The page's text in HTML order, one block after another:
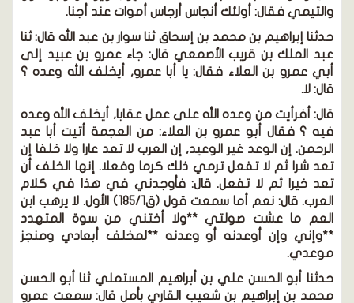
والتيمي فقال: أولئك أنجاس أرجاس أموات عند أجنا.
حدثنا إبراهيم بن محمد بن إسحاق ثنا سوار بن عبد الله قال: ثنا
عبد الملك بن قريب الأصمعي قال: جاء عمرو بن عبيد إلى
أبي عمرو بن العلاء فقال: يا أبا عمرو, أيخلف الله وعده ؟
قال: لا.
قال: أفرأيت من وعده الله على عمل عقابا, أيخلف الله وعده
فيه ؟ فقال أبو عمرو بن العلاء: من العجمة أتيت أبا عبد
الرحمن. إن الوعد غير الوعيد, إن العرب لا تعد عارا ولا خلفا إن
تعد شرا ثم لا تفعل ترمي ذلك كرما وفعلا. إنها الخلف أن
تعد خيرا ثم لا تفعل. قال: فأوجدني في هذا في كلام
العرب. قال: نعم أما سمعت قول (ق185/1)
الأول. لا يرهب ابن
العم ما عشت صولتي **ولا أختني من سوة المتهدد
**وإني وإن أوعدنه أو وعدنه **لمخلف أبعادي ومنجز
موعدي.
حدثنا أبو الحسن علي بن أبراهيم المستملي ثنا أبو الحسن
محمد بن إبراهيم بن شعيب القاري بأمل قال: سمعت عمرو